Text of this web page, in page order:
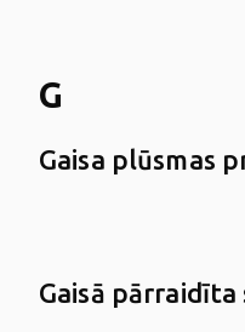
G
Gaisa plūsmas
Gaisā pārraidīta